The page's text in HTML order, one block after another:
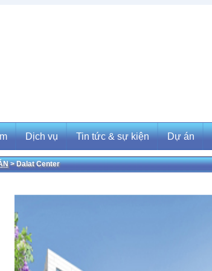
Dịch vụ
Dịch vụ
Tin tức & sự kiện
Tin tức & sự kiện
Dự án
Dự án
> Dalat Center